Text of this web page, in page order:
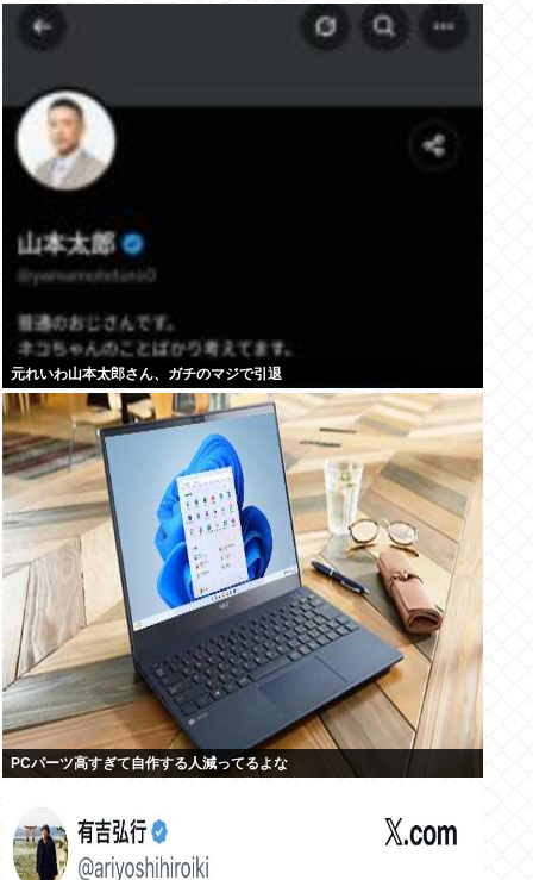
元れいわ山本太郎さん、ガチのマジで引退
PCパーツ高すぎて自作する人減ってるよな